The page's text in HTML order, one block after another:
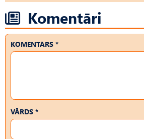
Komentāri
KOMENTĀRS *
VĀRDS *